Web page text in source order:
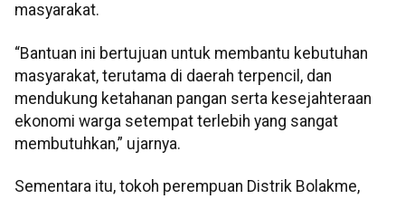
masyarakat.
“Bantuan ini bertujuan untuk membantu kebutuhan
masyarakat, terutama di daerah terpencil, dan
mendukung ketahanan pangan serta kesejahteraan
ekonomi warga setempat terlebih yang sangat
membutuhkan,” ujarnya.
Sementara itu, tokoh perempuan Distrik Bolakme,